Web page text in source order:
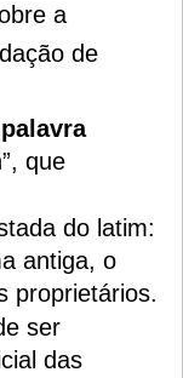
a
de
palavra
que
do latim:
antiga, o
proprietários.
ser
das